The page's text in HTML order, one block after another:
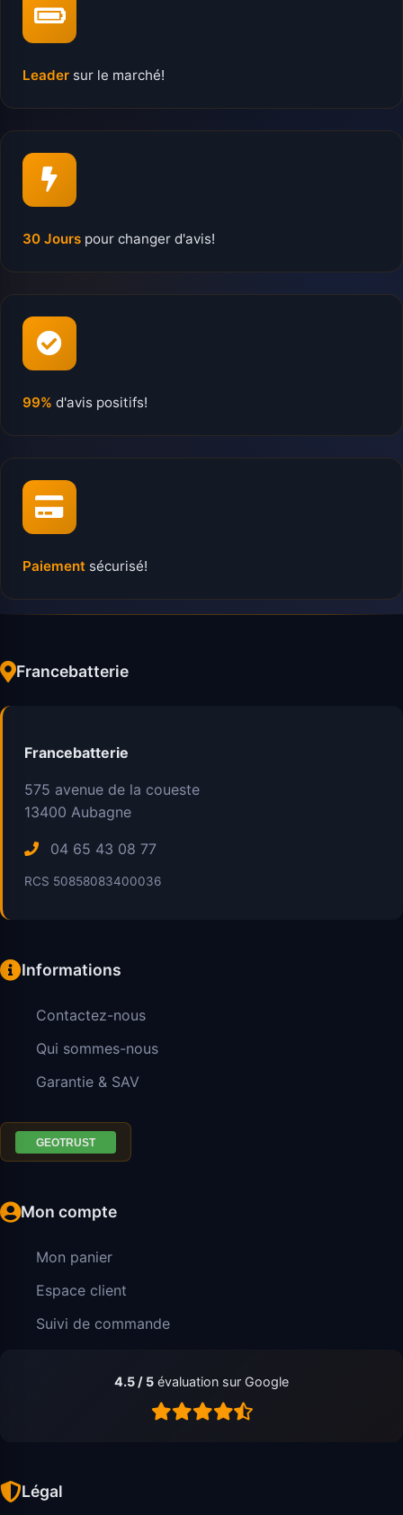
Leader sur le marché!
30 Jours pour changer d'avis!
99% d'avis positifs!
Paiement sécurisé!
Francebatterie
Francebatterie
575 avenue de la coueste
13400 Aubagne
04 65 43 08 77
RCS 50858083400036
Informations
Contactez-nous
Qui sommes-nous
Garantie & SAV
Mon compte
Mon panier
Espace client
Suivi de commande
4.5 / 5 évaluation sur Google
Légal